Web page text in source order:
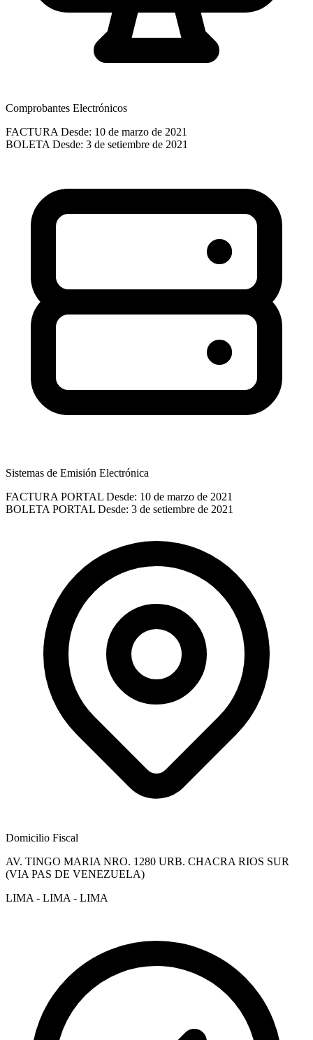
Comprobantes Electrónicos
FACTURA Desde: 10 de marzo de 2021
BOLETA Desde: 3 de setiembre de 2021
Sistemas de Emisión Electrónica
FACTURA PORTAL Desde: 10 de marzo de 2021
BOLETA PORTAL Desde: 3 de setiembre de 2021
Domicilio Fiscal
AV. TINGO MARIA NRO. 1280 URB. CHACRA RIOS SUR
(VIA PAS DE VENEZUELA)
LIMA - LIMA - LIMA